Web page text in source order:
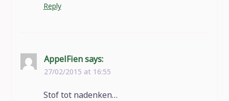
Reply
AppelFien says:
27/02/2015 at 16:55
Stof tot nadenken…